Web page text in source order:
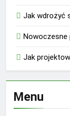
Jak wdrożyć
Nowoczesne
Jak
Menu